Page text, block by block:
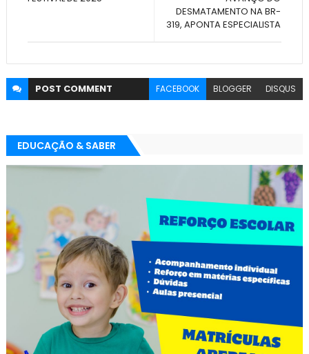
DESMATAMENTO NA BR-
319, APONTA ESPECIALISTA
POST COMMENT FACEBOOK BLOGGER DISQUS
EDUCAÇÃO & SABER